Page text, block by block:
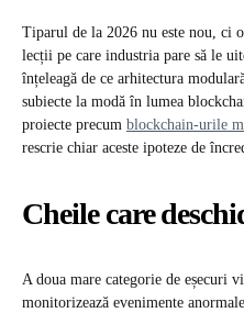
Tiparul de la 2026 nu este nou, ci
lecții pe care industria pare să le
înțeleagă de ce arhitectura
subiecte la modă în lumea
proiecte precum blockchain-urile
rescrie chiar aceste ipoteze de
Cheile care
A doua mare categorie de eșecuri
monitorizează evenimente